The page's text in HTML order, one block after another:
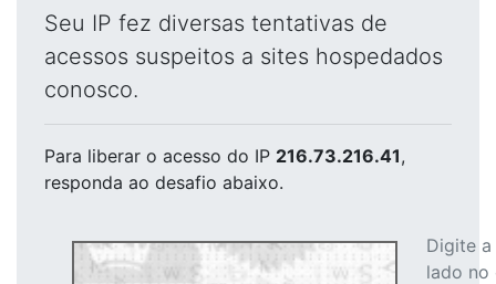
Seu IP fez diversas tentativas de
acessos suspeitos a sites hospedados
conosco.
Para liberar o acesso do IP 216.73.216.41,
responda ao desafio abaixo.
Digite
lado no